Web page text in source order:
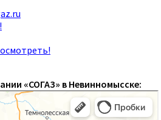
«СОГАЗ» в Невинномысске: